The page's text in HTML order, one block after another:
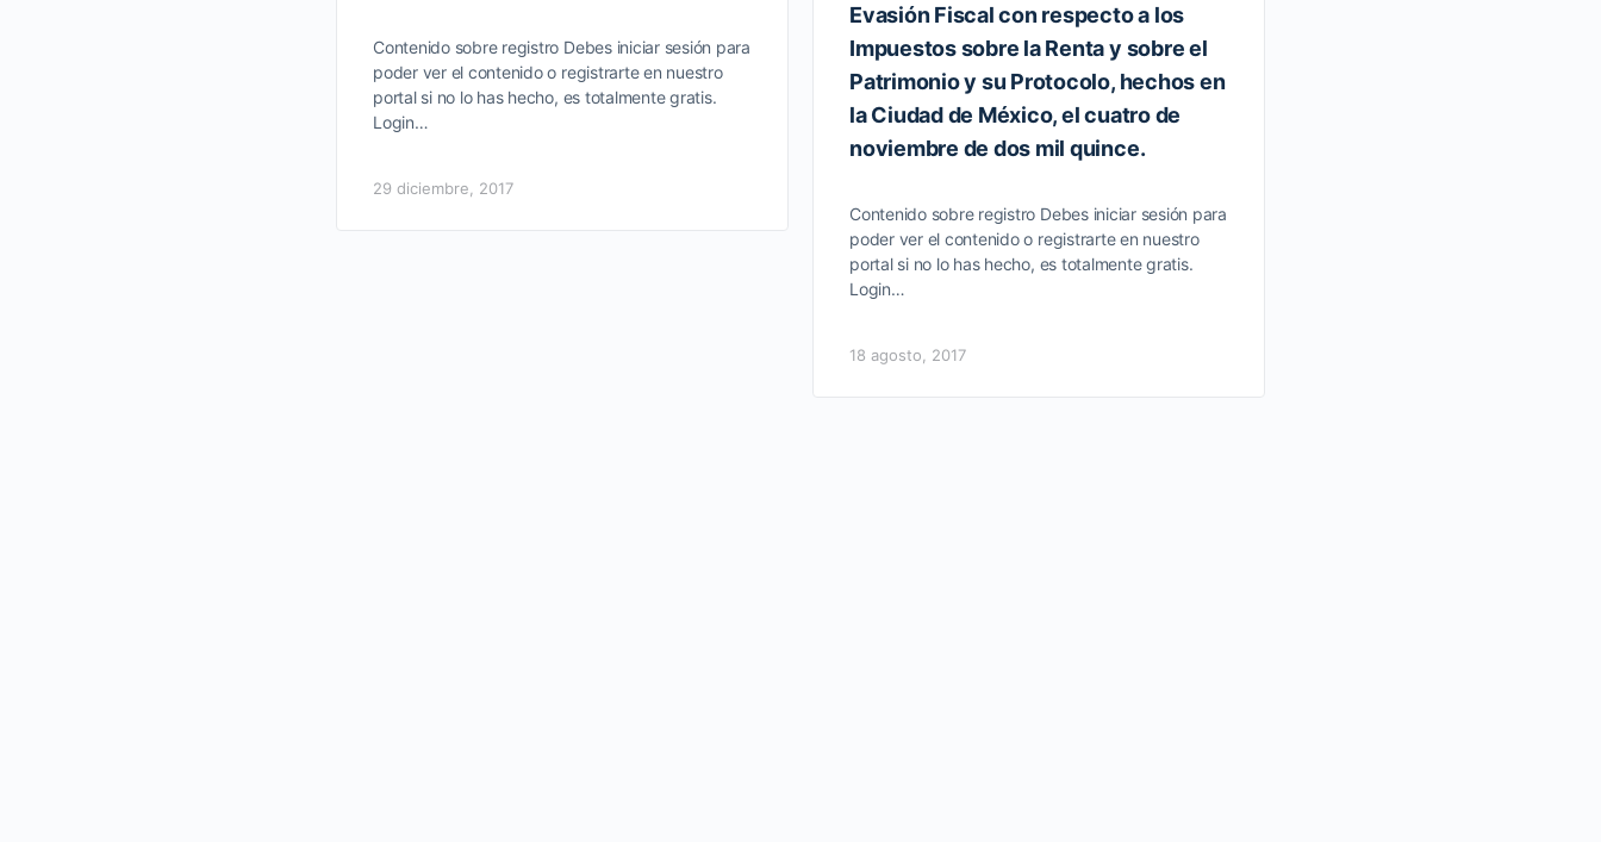
Contenido sobre registro Debes iniciar sesión para
poder ver el contenido o registrarte en nuestro
portal si no lo has hecho, es totalmente gratis.
Login…
29 diciembre, 2017
Evasión Fiscal con respecto a los
Impuestos sobre la Renta y sobre el
Patrimonio y su Protocolo, hechos en
la Ciudad de México, el cuatro de
noviembre de dos mil quince.
Contenido sobre registro Debes iniciar sesión para
poder ver el contenido o registrarte en nuestro
portal si no lo has hecho, es totalmente gratis.
Login…
18 agosto, 2017